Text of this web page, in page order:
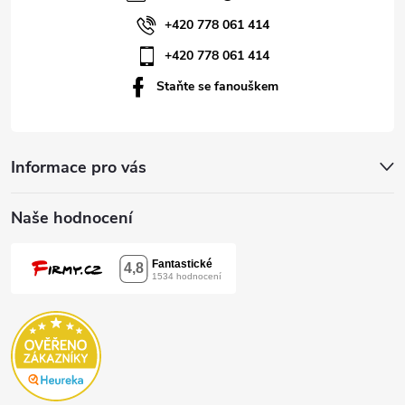
Informace pro vás
Naše hodnocení
+420 778 061 414
+420 778 061 414
Staňte se fanouškem